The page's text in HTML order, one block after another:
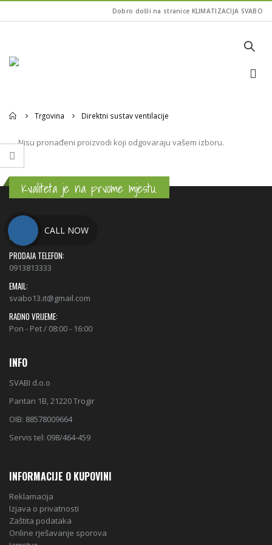
Dobro došli na stranice KLIMATIZACIJA SVABO
Home
Trgovina Direktni sustav ventilacije
Nisu pronađeni proizvodi koji odgovaraju vašem izboru.
Kvaliteta je na prvome mjestu.
ADRESA:
Pantan 1B, 21220 Trogir
PRODAJA TELEFON:
0913813333
EMAIL:
svabo13.it@gmail.com
RADNO VRIJEME:
Pon - Pet / 08:00 - 16:00
INFO
SVABI d.o.o
Pantan 1B, 21220 Trogir
OIB: 88578009664
Servis tel: 098/464-459
INFORMACIJE O KUPOVINI
Reklamacija
Izjava o privatnosti
Zaštita podataka
Online rješavanje sporova
CALL NOW